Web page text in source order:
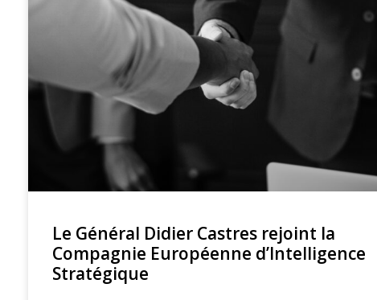
Le Général Didier Castres rejoint la
Compagnie Européenne d’Intelligence
Stratégique